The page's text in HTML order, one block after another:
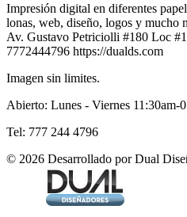
Impresión digital en diferentes
lonas, web, diseño, logos y mucho
Av. Gustavo Petriciolli #180 Loc
7772444796 https://dualds.com
Imagen sin limites.
Abierto: Lunes - Viernes 11:30am-
Tel: 777 244 4796
© 2026 Desarrollado por Dual